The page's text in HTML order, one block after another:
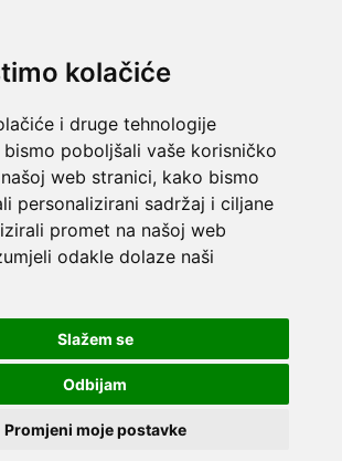
kolačiće
i druge tehnologije
bismo poboljšali vaše korisničko
web stranici, kako bismo
personalizirani sadržaj i ciljane
promet na našoj web
odakle dolaze naši
Slažem se
Odbijam
Promjeni moje postavke